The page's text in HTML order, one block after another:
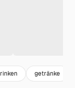
getränke